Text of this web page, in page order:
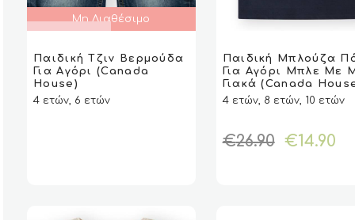
VIEW
VIEW
Μη Διαθέσιμο
ΔΙΑΒΆΣΤΕ
ΠΕΡΙΣΣΌΤΕΡΑ
ΔΙΑΒΆΣΤΕ
ΠΕΡΙΣΣΌΤΕΡΑ
Παιδική Τζιν Βερμούδα
Για Αγόρι (Canada
House)
4 ετών, 6 ετών
VIEW
VIEW
το
προϊόν
έχει
πολλαπλές
Οι
Παιδική Μπλούζα
Για Αγόρι Μπλε Με
Γιακά (Canada
4 ετών, 8 ετών, 10 ετών
€26.90 Original
€14.90Η